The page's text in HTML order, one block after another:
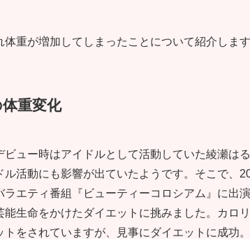
重が増加してしまったことについて紹介します
重変化
ビュー時はアイドルとして活動していた綾瀬は
ル活動にも影響が出ていたようです。そこで、
ラエティ番組『ビューティーコロシアム』に出
能生命をかけたダイエットに挑みました。カロ
トをされていますが、見事にダイエットに成功